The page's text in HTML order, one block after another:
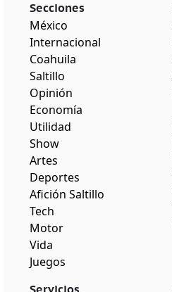
Secciones
México
Internacional
Coahuila
Saltillo
Opinión
Economía
Utilidad
Show
Artes
Deportes
Afición Saltillo
Tech
Motor
Vida
Juegos